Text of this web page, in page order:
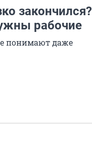
закончился?
рабочие
понимают даже